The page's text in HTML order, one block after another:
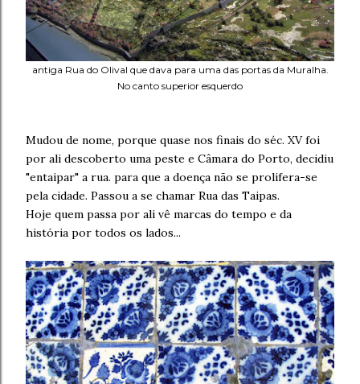
antiga Rua do Olival que dava para uma das portas da Muralha.
No canto superior esquerdo
Mudou de nome, porque quase nos finais do séc. XV foi
por ali descoberto uma peste e Câmara do Porto, decidiu
"entaipar" a rua. para que a doença não se prolifera-se
pela cidade. Passou a se chamar Rua das Taipas.
Hoje quem passa por ali vê marcas do tempo e da
história por todos os lados...